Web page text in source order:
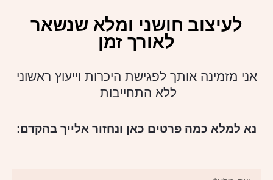
לעיצוב חושני ומלא שנשאר
לאורך זמן
אני מזמינה אותך לפגישת היכרות וייעוץ ראשוני
ללא התחייבות
נא למלא כמה פרטים כאן ונחזור אלייך בהקדם: